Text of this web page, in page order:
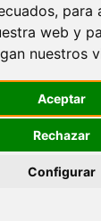
para
web y
nuestros
Aceptar
Rechazar
Configurar
- Final
New
el